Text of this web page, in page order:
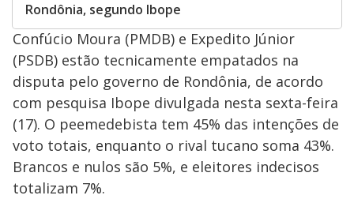
Rondônia, segundo Ibope
Confúcio Moura (PMDB) e Expedito Júnior
(PSDB) estão tecnicamente empatados na
disputa pelo governo de Rondônia, de acordo
com pesquisa Ibope divulgada nesta sexta-feira
(17). O peemedebista tem 45% das intenções de
voto totais, enquanto o rival tucano soma 43%.
Brancos e nulos são 5%, e eleitores indecisos
totalizam 7%.